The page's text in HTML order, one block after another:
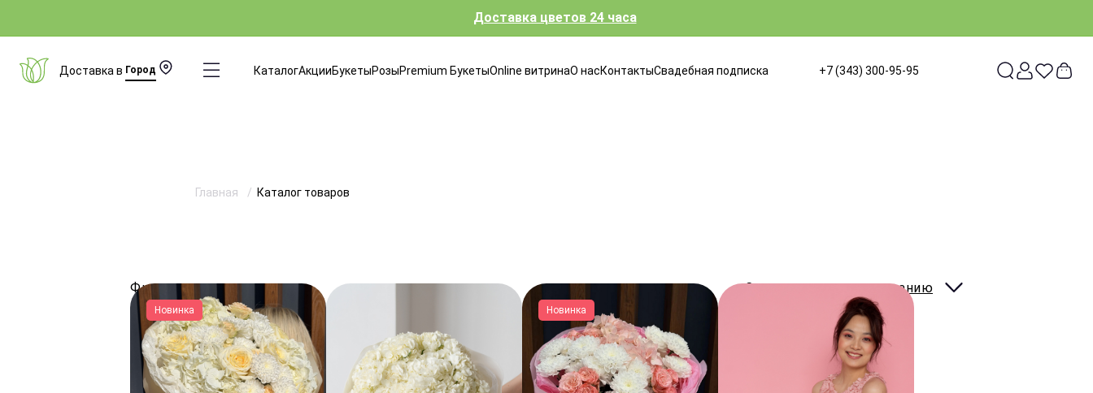
Доставка цветов 24 часа
Доставка в Город КаталогАкцииБукетыРозыPremium БукетыOnline витринаО насКонтактыСвадебная подписка +7 (343) 300-95-95
Фильтры Сортировать: по умолчанию
Главная Каталог товаров
Новинка Новинка